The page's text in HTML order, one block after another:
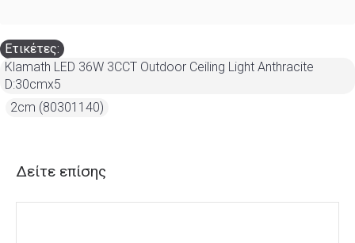
Ετικέτες:
Klamath LED 36W 3CCT Outdoor Ceiling Light Anthracite
D:30cmx5
2cm (80301140)
Δείτε επίσης